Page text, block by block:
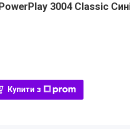
3004 Classic
Купити з